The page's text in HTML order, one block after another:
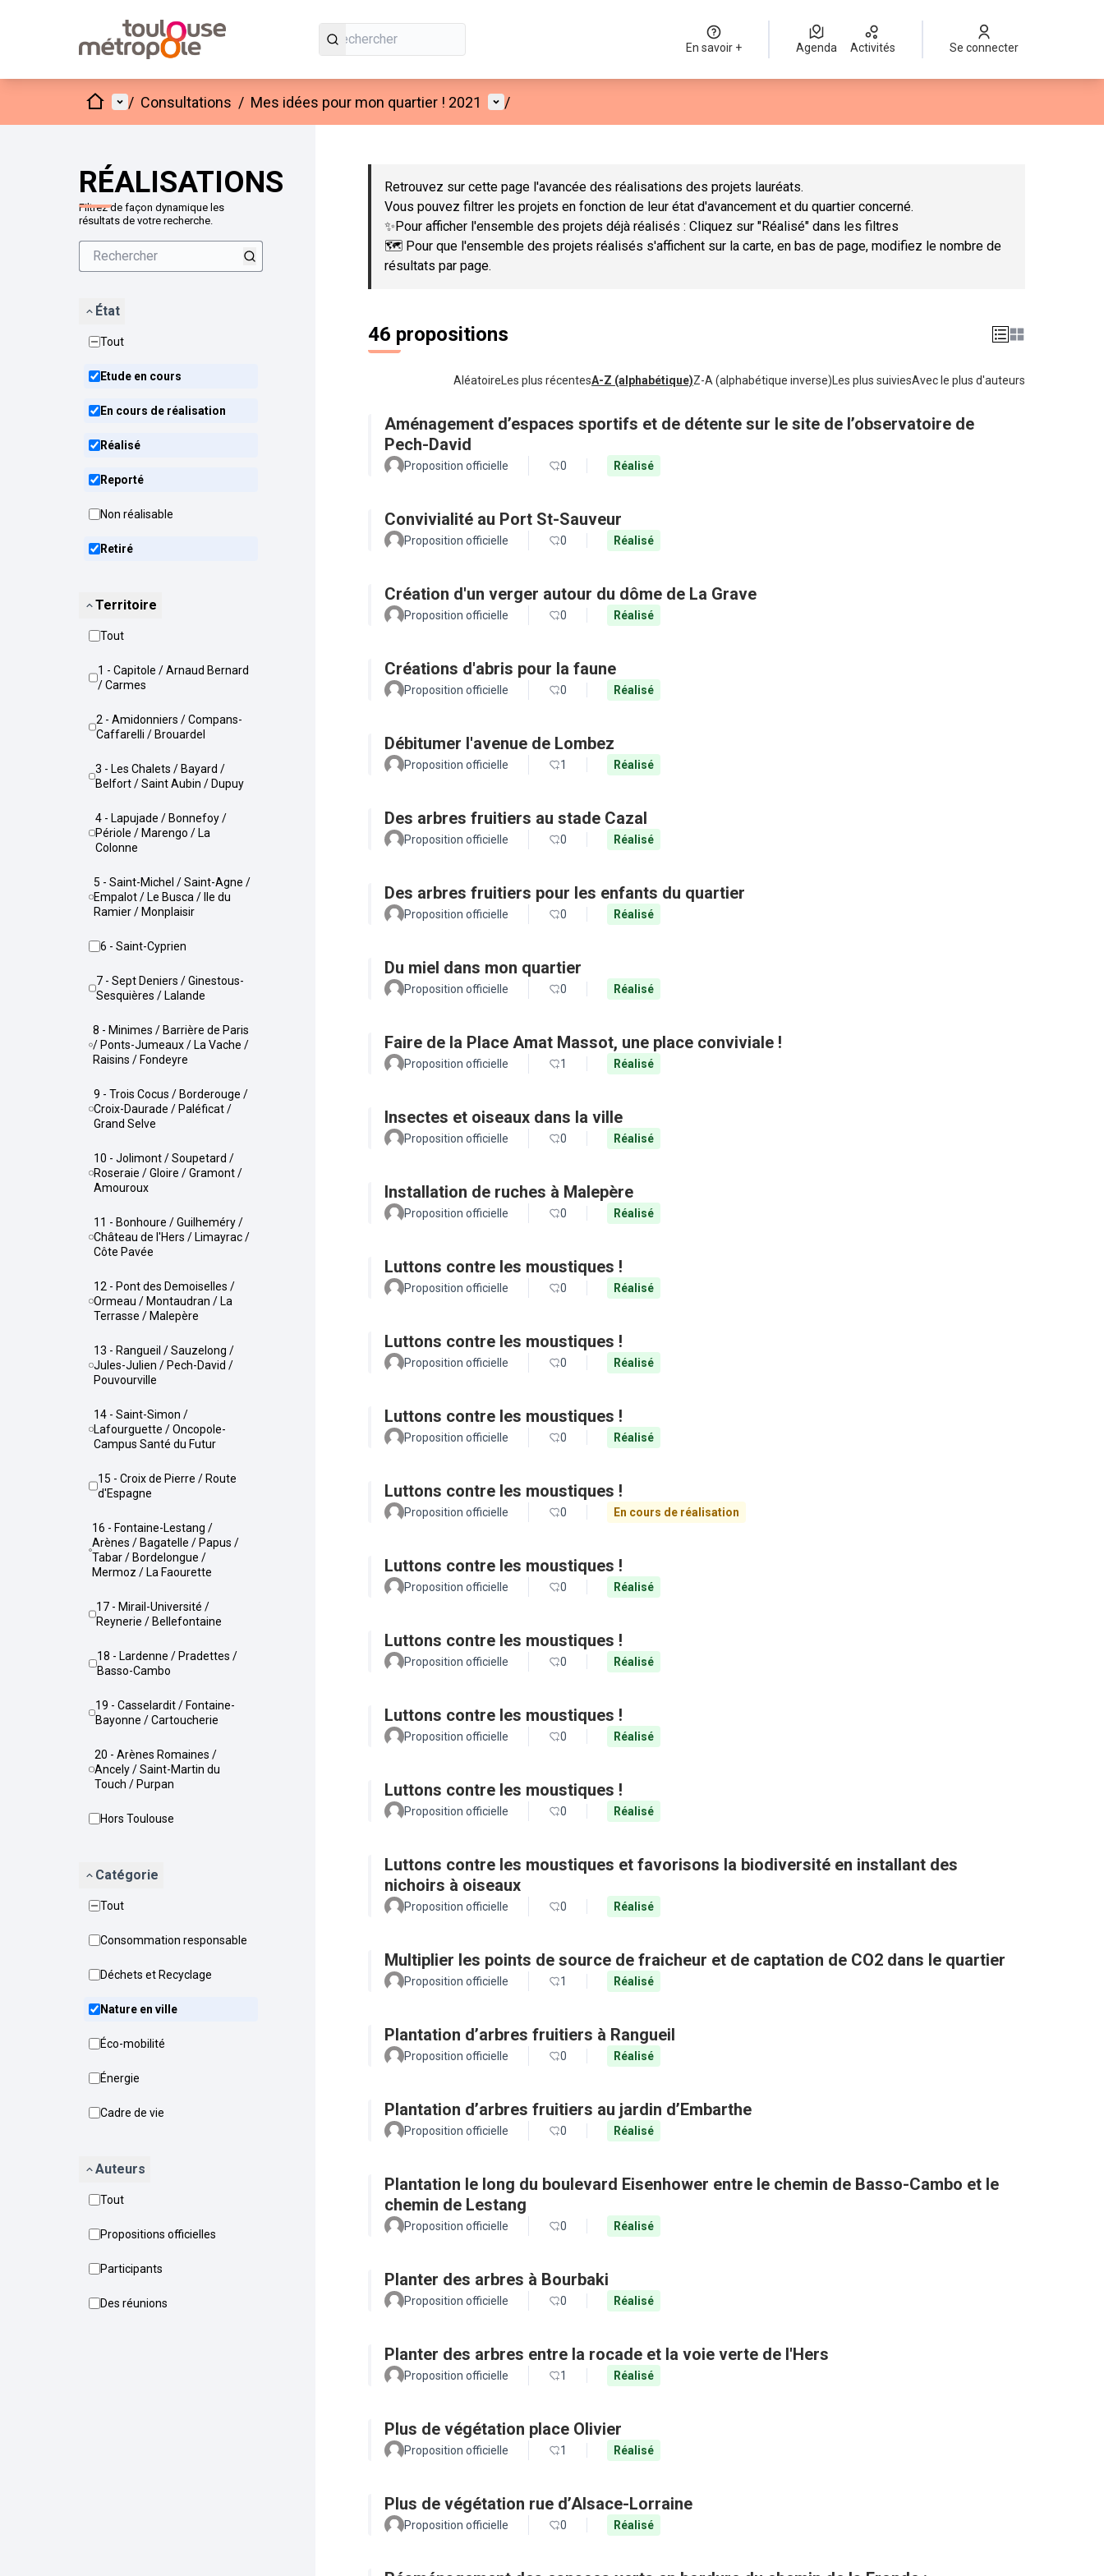
En savoir + Agenda Activités Se connecter
AccueilMenu principal
/ Consultations / Mes idées pour mon quartier ! 2021 Menu utilisateur
/
RÉALISATIONS
Filtrez de façon dynamique les
résultats de votre recherche.
État
Tout
Etude en cours
En cours de réalisation
Réalisé
Reporté
Non réalisable
Retiré
Territoire
Tout
1 - Capitole / Arnaud Bernard
/ Carmes
2 - Amidonniers / Compans-
Caffarelli / Brouardel
3 - Les Chalets / Bayard /
Belfort / Saint Aubin / Dupuy
4 - Lapujade / Bonnefoy /
Périole / Marengo / La
Colonne
5 - Saint-Michel / Saint-Agne /
Empalot / Le Busca / Ile du
Ramier / Monplaisir
6 - Saint-Cyprien
7 - Sept Deniers / Ginestous-
Sesquières / Lalande
8 - Minimes / Barrière de Paris
/ Ponts-Jumeaux / La Vache /
Raisins / Fondeyre
9 - Trois Cocus / Borderouge /
Croix-Daurade / Paléficat /
Grand Selve
10 - Jolimont / Soupetard /
Roseraie / Gloire / Gramont /
Amouroux
11 - Bonhoure / Guilheméry /
Château de l'Hers / Limayrac /
Côte Pavée
12 - Pont des Demoiselles /
Ormeau / Montaudran / La
Terrasse / Malepère
13 - Rangueil / Sauzelong /
Jules-Julien / Pech-David /
Pouvourville
14 - Saint-Simon /
Lafourguette / Oncopole-
Campus Santé du Futur
15 - Croix de Pierre / Route
d'Espagne
16 - Fontaine-Lestang /
Arènes / Bagatelle / Papus /
Tabar / Bordelongue /
Mermoz / La Faourette
17 - Mirail-Université /
Reynerie / Bellefontaine
18 - Lardenne / Pradettes /
Basso-Cambo
19 - Casselardit / Fontaine-
Bayonne / Cartoucherie
20 - Arènes Romaines /
Ancely / Saint-Martin du
Touch / Purpan
Hors Toulouse
Catégorie
Tout
Consommation responsable
Déchets et Recyclage
Nature en ville
Éco-mobilité
Énergie
Cadre de vie
Auteurs
Tout
Propositions officielles
Participants
Des réunions
Passer la carte
Retrouvez sur cette page l'avancée des réalisations des projets lauréats.
Vous pouvez filtrer les projets en fonction de leur état d'avancement et du quartier concerné.
✨Pour afficher l'ensemble des projets déjà réalisés : Cliquez sur "Réalisé" dans les filtres
🗺️ Pour que l'ensemble des projets réalisés s'affichent sur la carte, en bas de page, modifiez le nombre de
résultats par page.
46 propositions
Aléatoire Les plus récentesA-Z (alphabétique)Z-A (alphabétique inverse) Les plus suiviesAvec le plus d'auteurs
Aménagement d’espaces sportifs et de détente sur le site de l’observatoire de
Pech-David
Proposition officielle 0 Réalisé
Convivialité au Port St-Sauveur
Proposition officielle 0 Réalisé
Création d'un verger autour du dôme de La Grave
Proposition officielle 0 Réalisé
Créations d'abris pour la faune
Proposition officielle 0 Réalisé
Débitumer l'avenue de Lombez
Proposition officielle 1 Réalisé
Des arbres fruitiers au stade Cazal
Proposition officielle 0 Réalisé
Des arbres fruitiers pour les enfants du quartier
Proposition officielle 0 Réalisé
Du miel dans mon quartier
Proposition officielle 0 Réalisé
Faire de la Place Amat Massot, une place conviviale !
Proposition officielle 1 Réalisé
Insectes et oiseaux dans la ville
Proposition officielle 0 Réalisé
Installation de ruches à Malepère
Proposition officielle 0 Réalisé
Luttons contre les moustiques !
Proposition officielle 0 Réalisé
Luttons contre les moustiques !
Proposition officielle 0 Réalisé
Luttons contre les moustiques !
Proposition officielle 0 Réalisé
Luttons contre les moustiques !
Proposition officielle 0 En cours de réalisation
Luttons contre les moustiques !
Proposition officielle 0 Réalisé
Luttons contre les moustiques !
Proposition officielle 0 Réalisé
Luttons contre les moustiques !
Proposition officielle 0 Réalisé
Luttons contre les moustiques !
Proposition officielle 0 Réalisé
Luttons contre les moustiques et favorisons la biodiversité en installant des
nichoirs à oiseaux
Proposition officielle 0 Réalisé
Multiplier les points de source de fraicheur et de captation de CO2 dans le quartier
Proposition officielle 1 Réalisé
Plantation d’arbres fruitiers à Rangueil
Proposition officielle 0 Réalisé
Plantation d’arbres fruitiers au jardin d’Embarthe
Proposition officielle 0 Réalisé
Plantation le long du boulevard Eisenhower entre le chemin de Basso-Cambo et le
chemin de Lestang
Proposition officielle 0 Réalisé
Planter des arbres à Bourbaki
Proposition officielle 0 Réalisé
Planter des arbres entre la rocade et la voie verte de l'Hers
Proposition officielle 1 Réalisé
Plus de végétation place Olivier
Proposition officielle 1 Réalisé
Plus de végétation rue d’Alsace-Lorraine
Proposition officielle 0 Réalisé